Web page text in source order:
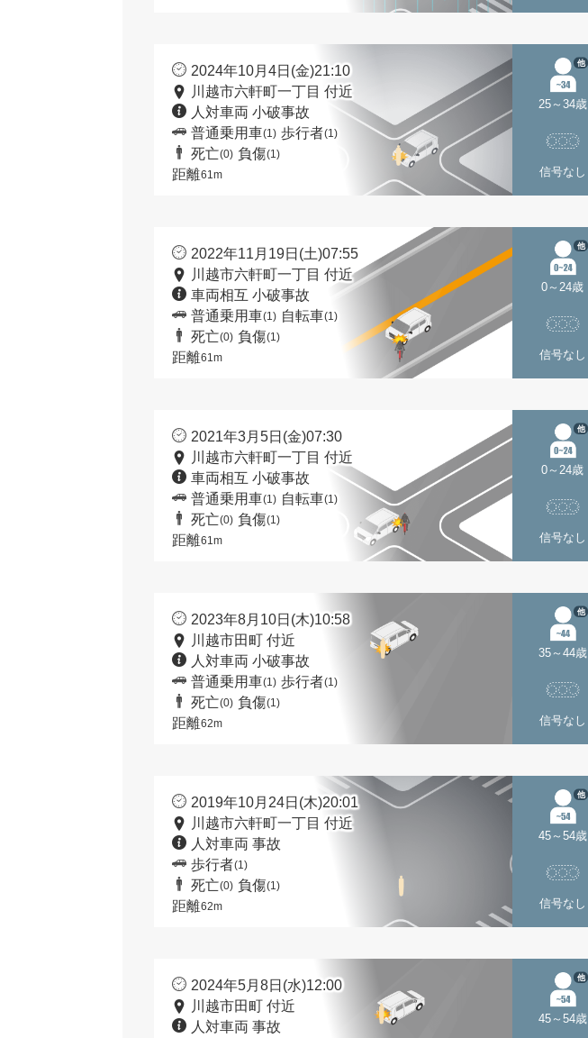
2024年10月4日(金)21:10
川越市六軒町一丁目 付近
人対車両 小破事故
普通乗用車(1) 歩行者(1)
死亡(0) 負傷(1)
距離61m
25～34歳
他
信号なし
2022年11月19日(土)07:55
川越市六軒町一丁目 付近
車両相互 小破事故
普通乗用車(1) 自転車(1)
死亡(0) 負傷(1)
距離61m
0～24歳
他
信号なし
2021年3月5日(金)07:30
川越市六軒町一丁目 付近
車両相互 小破事故
普通乗用車(1) 自転車(1)
死亡(0) 負傷(1)
距離61m
0～24歳
他
信号なし
2023年8月10日(木)10:58
川越市田町 付近
人対車両 小破事故
普通乗用車(1) 歩行者(1)
死亡(0) 負傷(1)
距離62m
35～44歳
他
信号なし
2019年10月24日(木)20:01
川越市六軒町一丁目 付近
人対車両 事故
歩行者(1)
死亡(0) 負傷(1)
距離62m
45～54歳
他
信号なし
2024年5月8日(水)12:00
川越市田町 付近
人対車両 事故
45～54歳
他